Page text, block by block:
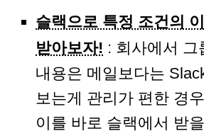
슬랙으로 특정 조건의
받아보자! : 회사에서 그
내용은 메일보다는
보는게 관리가 편한 경
이를 바로 슬랙에서 받